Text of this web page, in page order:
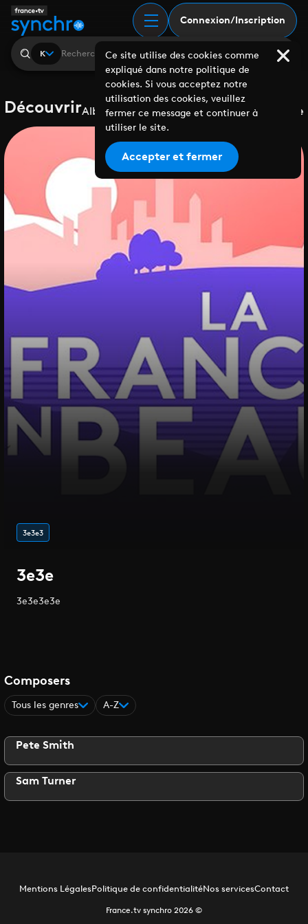
Connexion/Inscription
K
DécouvrirAlbumsPlaylistsCollaborationsLabels Genre
3e3e3
3e3e
3e3e3e3e
Composers
Tous les genres A-Z
Pete Smith
Sam Turner
Mentions LégalesPolitique de confidentialitéNos servicesContact
France.tv synchro 2026 ©
Ce site utilise des cookies comme
expliqué dans notre politique de
cookies. Si vous acceptez notre
utilisation des cookies, veuillez
fermer ce message et continuer à
utiliser le site.
Accepter et fermer